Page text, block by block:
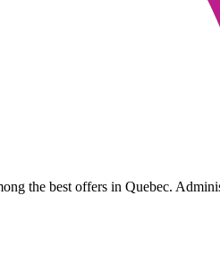
the best offers in Quebec.